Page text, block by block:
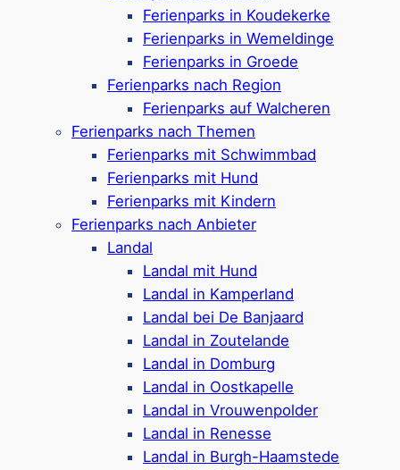
Ferienparks in Koudekerke
Ferienparks in Wemeldinge
Ferienparks in Groede
Ferienparks nach Region
Ferienparks auf Walcheren
Ferienparks nach Themen
Ferienparks mit Schwimmbad
Ferienparks mit Hund
Ferienparks mit Kindern
Ferienparks nach Anbieter
Landal
Landal mit Hund
Landal in Kamperland
Landal bei De Banjaard
Landal in Zoutelande
Landal in Domburg
Landal in Oostkapelle
Landal in Vrouwenpolder
Landal in Renesse
Landal in Burgh-Haamstede
Campingmöglichkeiten, bieten die Parks viele
Auswahloptionen. Besonders praktisch sind aber
vielseitigen Einrichtungen.Schwimmbäder
Wellnessbereiche, Spielplätze für die
Restaurants und Cafés lassen keine Wünsche
offen. Direkt am Strand und Meer, im Grünen
oder in der Nähe toller Städte und Dörfer – die
Ferienparks verteilen sich über verschiedene
Standorte und eignen sich für jede Reisegruppe.
Entdecken Sie die vielfältige Auswahl!
Ferienparks nach Ausstattung
Ferienparks mitSchwimmbad
HundefreundlicheFerienparks
Familien- bzw.kinderfreundliche
Ferienparks
Ferienparks nach Anbieter